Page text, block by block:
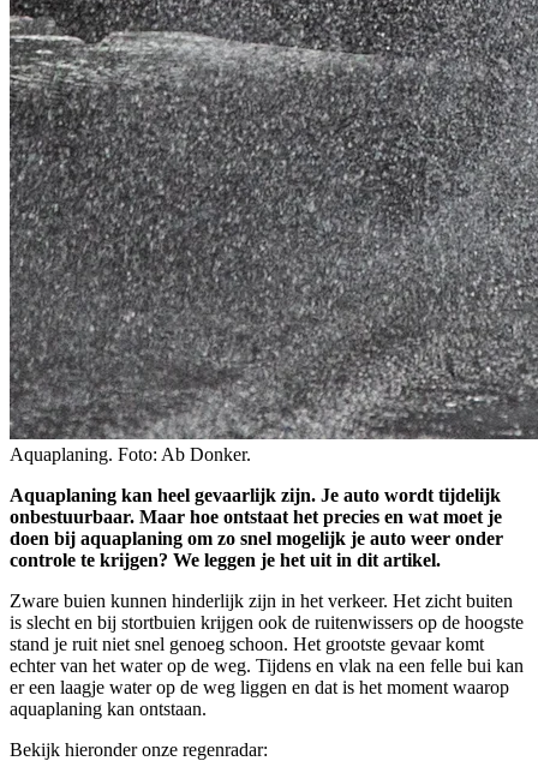
Aquaplaning. Foto: Ab Donker.
Aquaplaning kan heel gevaarlijk zijn. Je auto wordt tijdelijk
onbestuurbaar. Maar hoe ontstaat het precies en wat moet je
doen bij aquaplaning om zo snel mogelijk je auto weer onder
controle te krijgen? We leggen je het uit in dit artikel.
Zware buien kunnen hinderlijk zijn in het verkeer. Het zicht buiten
is slecht en bij stortbuien krijgen ook de ruitenwissers op de hoogste
stand je ruit niet snel genoeg schoon. Het grootste gevaar komt
echter van het water op de weg. Tijdens en vlak na een felle bui kan
er een laagje water op de weg liggen en dat is het moment waarop
aquaplaning kan ontstaan.
Bekijk hieronder onze regenradar: